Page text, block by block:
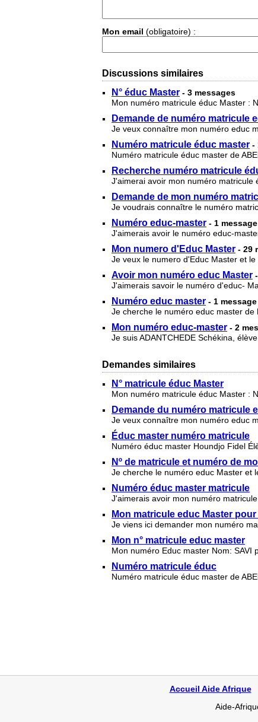
Mon email (obligatoire) :
Discussions similaires
N° éduc Master - 3 messages
Mon numéro matricule éduc Master :
Demande de numéro matricule
Je veux connaître mon numéro educ
Numéro matricule éduc master -
Numéro matricule éduc master de
Recherche numéro matricule
J'aimerai avoir mon numéro matricule
Demande de mon numéro
Je voudrais connaître le numéro
Numéro educ-master - 1 message
J'aimerais avoir le numéro educ-
Mon numero d'Educ Master - 29
Je veux le numero d'Educ Master et
Avoir mon numéro educ Master
J'aimerais savoir le numéro d'educ-
Numéro educ master - 1 message
Je cherche le numéro educ master de
Mon numéro educ-master - 2
Je suis ADANTCHEDE Schékina,
Demandes similaires
N° matricule éduc Master
Mon numéro matricule éduc Master :
Demande du numéro matricule
Je veux connaître mon numéro educ
Éduc master numéro matricule
Numéro éduc master Houndjo Fidel
Nº de matricule et numéro de
Je cherche le numéro educ Master et
Numéro éduc master matricule
J'aimerais avoir mon numéro
Mon matricule educ Master
Je viens ici demander mon numéro
Mon n° matricule educ master
Mon numéro Educ master Nom: SAVI
Numéro matricule éduc
Numéro matricule éduc master de
Accueil Aide Afrique
Aide-